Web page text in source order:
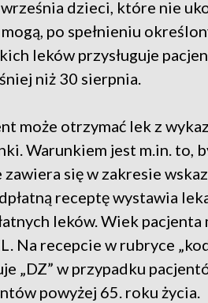
dzieci, które nie
po spełnieniu
leków przysługuje
niż 30 sierpnia.
może otrzymać lek z
Warunkiem jest m.in. to,
się w zakresie
receptę wystawia
leków. Wiek
Na recepcie w rubryce
„DZ” w przypadku
powyżej 65. roku życia.